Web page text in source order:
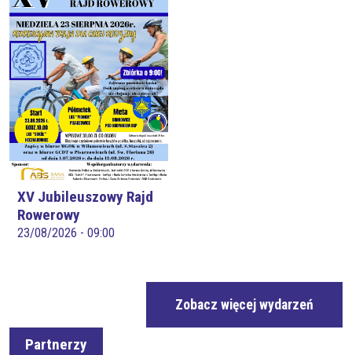
XV Jubileuszowy Rajd
Rowerowy
23/08/2026 - 09:00
Zobacz więcej wydarzeń
Partnerzy